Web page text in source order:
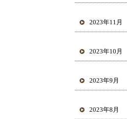
2023年11月
2023年10月
2023年9月
2023年8月